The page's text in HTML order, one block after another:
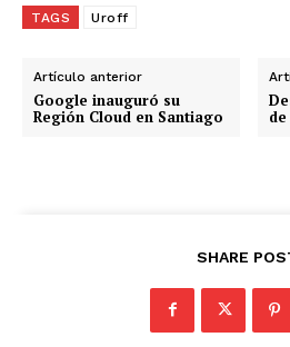
g
n
d
o
TAGS Uroff
Artículo anterior
Google inauguró su
Región Cloud en Santiago
SHARE